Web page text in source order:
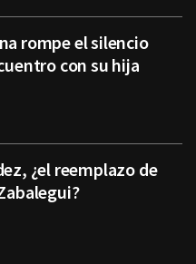
rompe el silencio
con su hija
¿el reemplazo de